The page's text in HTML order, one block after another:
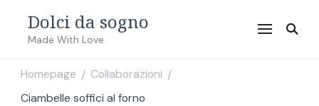
Dolci da sogno
Made With Love
Homepage / Collaborazioni /
Ciambelle soffici al forno